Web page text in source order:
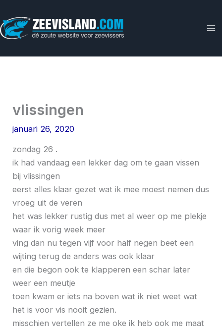
naar
de
vlissingen
januari 26, 2020
zondag 26 .
ik had vandaag een lekker dag om te gaan vissen
bij vlissingen
eerst alles klaar gezet wat ik mee moest nemen dus
vroeg uit de veren
het was lekker rustig dus met al weer op me plekje
waar ik vorig week meer
ving dan nu tegen vijf voor half negen beet een
wijting terug de anders was ook klaar
en die begon ook te klapperen een schar later
weer een meutje
toen kwam er iets na boven wat ik niet weet wat
het is voor vis nooit gezien.
misschien vertellen ze me oke ik heb ook me maat